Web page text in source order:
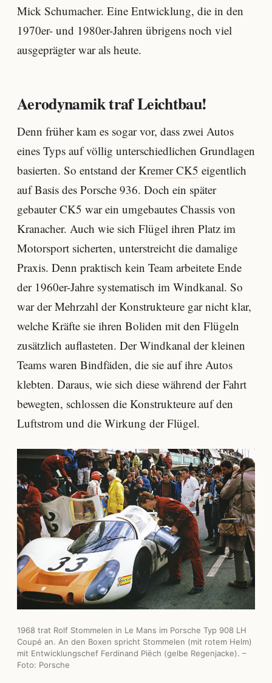
Mick Schumacher. Eine Entwicklung, die in den
1970er- und 1980er-Jahren übrigens noch viel
ausgeprägter war als heute.
Aerodynamik traf Leichtbau!
Denn früher kam es sogar vor, dass zwei Autos
eines Typs auf völlig unterschiedlichen Grundlagen
basierten. So entstand derKremer CK5 eigentlich
auf Basis des Porsche 936. Doch ein später
gebauter CK5 war ein umgebautes Chassis von
Kranacher. Auch wie sich Flügel ihren Platz im
Motorsport sicherten, unterstreicht die damalige
Praxis. Denn praktisch kein Team arbeitete Ende
der 1960er-Jahre systematisch im Windkanal. So
war der Mehrzahl der Konstrukteure gar nicht klar,
welche Kräfte sie ihren Boliden mit den Flügeln
zusätzlich auflasteten. Der Windkanal der kleinen
Teams waren Bindfäden, die sie auf ihre Autos
klebten. Daraus, wie sich diese während der Fahrt
bewegten, schlossen die Konstrukteure auf den
Luftstrom und die Wirkung der Flügel.
1968 trat Rolf Stommelen in Le Mans im Porsche Typ 908 LH
Coupé an. An den Boxen spricht Stommelen (mit rotem Helm)
mit Entwicklungschef Ferdinand Piëch (gelbe Regenjacke). –
Foto: Porsche